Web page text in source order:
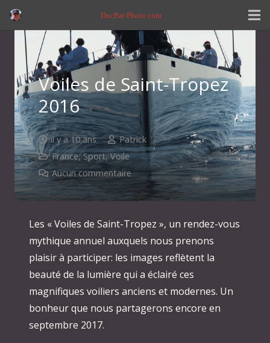
DocPat-Photo.com
Voiles de Saint-Tropez
2016
il y a 10 ans
Patrick
France,Sport,Voile
Aucun commentaire
Les « Voiles de Saint-Tropez », un rendez-vous
mythique annuel auxquels nous prenons
plaisir à participer: les images reflètent la
beauté de la lumière qui a éclairé ces
magnifiques voiliers anciens et modernes. Un
bonheur que nous partagerons encore en
septembre 2017.